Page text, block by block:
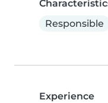
Responsible
Experience